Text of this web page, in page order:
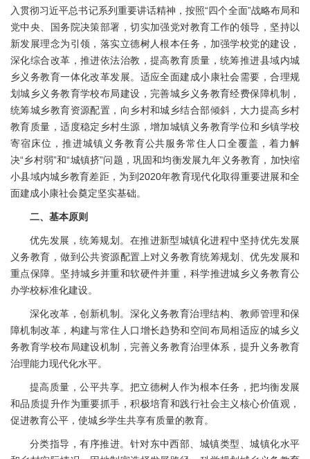
入贯彻习近平总书记系列重要讲话精神，按照“四个全面”战略布局和
党中央、国务院决策部署，切实加强党对教育工作的领导，坚持以
新发展理念为引领，落实立德树人根本任务，加强学校党的建设，
深化综合改革，推进依法治教，提高教育质量，统筹推进县域内城
乡义务教育一体化改革发展。适应全面建成小康社会需要，合理规
划城乡义务教育学校布局建设，完善城乡义务教育经费保障机制，
统筹城乡教育资源配置，向乡村和城乡结合部倾斜，大力提高乡村
教育质量，适度稳定乡村生源，增加城镇义务教育学位和乡镇学校
寄宿床位，推进城镇义务教育公共服务常住人口全覆盖，着力解
决“乡村弱”和“城镇挤”问题，巩固和均衡发展九年义务教育，加快缩
小县域内城乡教育差距，为到2020年教育现代化取得重要进展和全
面建成小康社会奠定坚实基础。
二、基本原则
优先发展，统筹规划。在推进新型城镇化进程中坚持优先发展
义务教育，做到公共资源配置上对义务教育统筹规划、优先发展和
重点保障。坚持城乡并重和软硬件并重，科学推进城乡义务教育公
办学校标准化建设。
深化改革，创新机制。深化义务教育治理结构、教师管理和保
障机制改革，构建与常住人口增长趋势和空间布局相适应的城乡义
务教育学校布局建设机制，完善义务教育治理体系，提升义务教育
治理能力现代化水平。
提高质量，公平共享。把立德树人作为根本任务，把均衡发展
和品质提升作为重要抓手，积极培育和践行社会主义核心价值观，
促进教育公平，使城乡学生共享有质量的教育。
分类指导，有序推进。针对东中西部、城镇类型、城镇化水平